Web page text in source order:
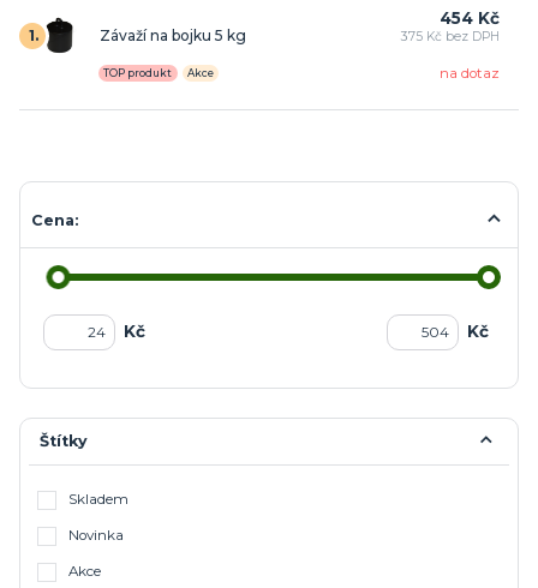
1. Závaží na bojku 5 kg
na dotaz
TOP produkt Akce
454 Kč
375 Kč bez DPH
Cena:
Kč Kč
Štítky
Skladem
Novinka
Akce